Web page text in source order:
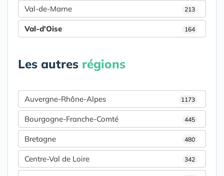
Val-de-Marne 213
Val-d'Oise 164
Les autres régions
Auvergne-Rhône-Alpes 1173
Bourgogne-Franche-Comté 445
Bretagne 480
Centre-Val de Loire 342